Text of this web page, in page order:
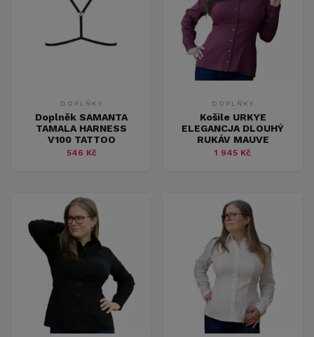
DOPLŇKY
Doplněk SAMANTA
TAMALA HARNESS
V100 TATTOO
546 Kč
DOPLŇKY
Košile URKYE
ELEGANCJA DLOUHÝ
RUKÁV MAUVE
1 945 Kč